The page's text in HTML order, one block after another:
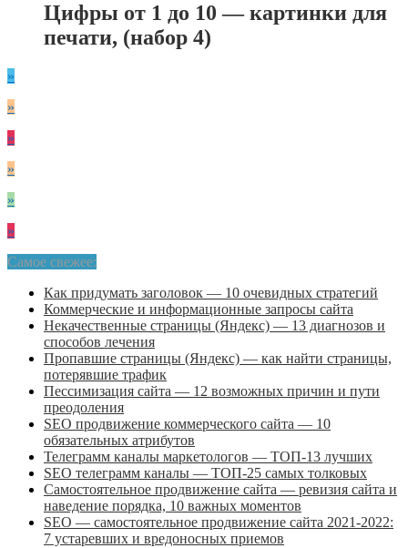
Цифры от 1 до 10 — картинки для
печати, (набор 4)
»
»
»
»
»
»
Самое свежее:
Как придумать заголовок — 10 очевидных стратегий
Коммерческие и информационные запросы сайта
Некачественные страницы (Яндекс) — 13 диагнозов и
способов лечения
Пропавшие страницы (Яндекс) — как найти страницы,
потерявшие трафик
Пессимизация сайта — 12 возможных причин и пути
преодоления
SEO продвижение коммерческого сайта — 10
обязательных атрибутов
Телеграмм каналы маркетологов — ТОП-13 лучших
SEO телеграмм каналы — ТОП-25 самых толковых
Самостоятельное продвижение сайта — ревизия сайта и
наведение порядка, 10 важных моментов
SEO — самостоятельное продвижение сайта 2021-2022:
7 устаревших и вредоносных приемов